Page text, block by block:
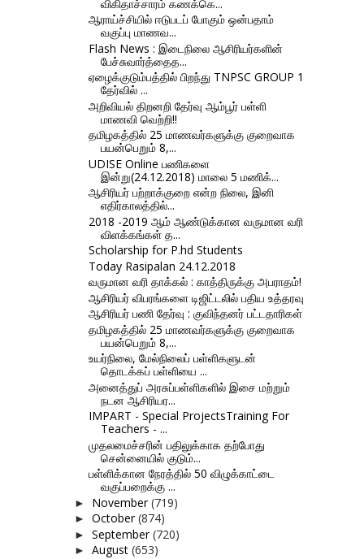
விகிதாச்சாரம் கணக்கெ...
ஆராய்ச்சியில் ஈடுபடப் போகும் ஒன்பதாம்
வகுப்பு மாணவ...
Flash News : இடைநிலை ஆசிரியர்களின்
பேச்சுவார்த்தைத...
ஏழைக்குடும்பத்தில் பிறந்து TNPSC GROUP 1
தேர்வில் ...
அறிவியல் திறனறி தேர்வு ஆம்பூர் பள்ளி
மாணவி வெற்றி!!
தமிழகத்தில் 25 மாணவர்களுக்கு குறைவாக
பயன்பெறும் 8,...
UDISE Online பணிகளை
இன்று(24.12.2018) மாலை 5 மணிக்...
ஆசிரியர் பற்றாக்குறை என்ற நிலை, இனி
எதிர்காலத்தில்...
2018 -2019 ஆம் ஆண்டுக்கான வருமான வரி
விளக்கங்கள் த...
Scholarship for P.hd Students
Today Rasipalan 24.12.2018
வருமான வரி தாக்கல் : காத்திருக்கு அபராதம்!
ஆசிரியர் விபரங்களை டிஜிட்டலில் பதிய உத்தரவு
ஆசிரியர் பணி தேர்வு : குவிந்தனர் பட்டதாரிகள்
தமிழகத்தில் 25 மாணவர்களுக்கு குறைவாக
பயன்பெறும் 8,...
உயர்நிலை, மேல்நிலைப் பள்ளிகளுடன்
தொடக்கப் பள்ளியை ...
அனைத்துப் அரசுப்பள்ளிகளில் இசை மற்றும்
நடன ஆசிரியர...
IMPART - Special ProjectsTraining For
Teachers - ...
முதலமைச்சரின் பதிலுக்காக தற்போது
சென்னையில் குடும்...
பள்ளிக்கான நேரத்தில் 50 விழுக்காட்டை
வகுப்பறைக்கு ...
► November(719)
► October(874)
► September(720)
► August (653)